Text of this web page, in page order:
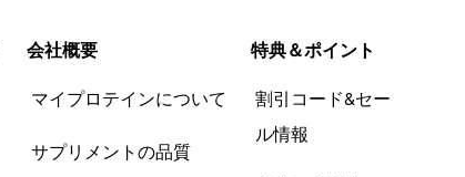
会社概要
マイプロテインについて
サプリメントの品質
特典＆ポイント
割引コード&セー
ル情報